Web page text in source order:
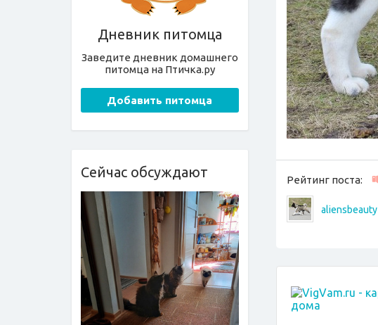
Дневник питомца
Заведите дневник домашнего
питомца на Птичка.ру
Добавить питомца
Сейчас обсуждают Рейтинг поста:
aliensbeauty